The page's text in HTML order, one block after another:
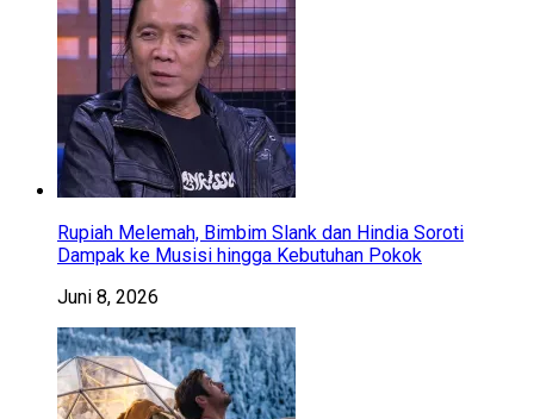
Rupiah Melemah, Bimbim Slank dan Hindia Soroti
Dampak ke Musisi hingga Kebutuhan Pokok
Juni 8, 2026